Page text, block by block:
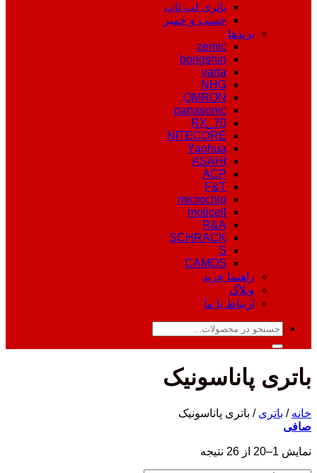
باتری لپ تاپ
چسب و خمیر
برندها
zemic
bongshin
varta
NHG
OMRON
panasonic
RX_70
NITECORE
Yaohua
ASAHI
ACP
F&T
microchip
molicell
R&A
SCHRACK
S
CAMOS
راهنما خرید
وبلاگ
ارتباط با ما
جستجو
باتری پاناسونیک
خانه / باتری / باتری پاناسونیک
صافی
نمایش 1–20 از 26 نتیجه